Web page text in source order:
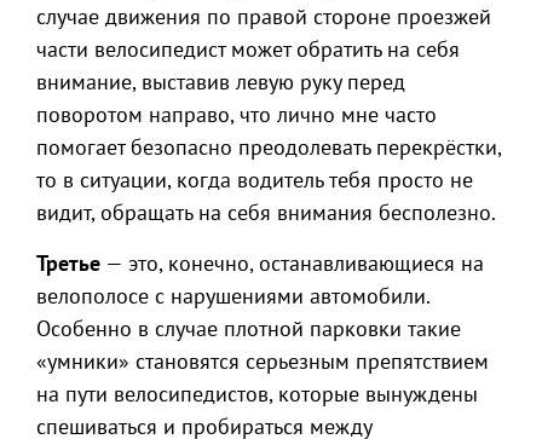
случае движения по правой стороне проезжей
части велосипедист может обратить на себя
внимание, выставив левую руку перед
поворотом направо, что лично мне часто
помогает безопасно преодолевать перекрёстки,
то в ситуации, когда водитель тебя просто не
видит, обращать на себя внимания бесполезно.
Третье — это, конечно, останавливающиеся на
велополосе с нарушениями автомобили.
Особенно в случае плотной парковки такие
«умники» становятся серьезным препятствием
на пути велосипедистов, которые вынуждены
спешиваться и пробираться между